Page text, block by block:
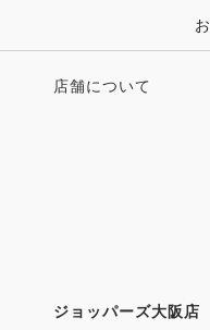
店舗について
ジョッパーズ大阪店